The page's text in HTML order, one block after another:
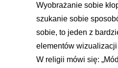
Wyobrażanie sobie
szukanie sobie
sobie, to jeden z
elementów wizualizacji
W religii mówi się: